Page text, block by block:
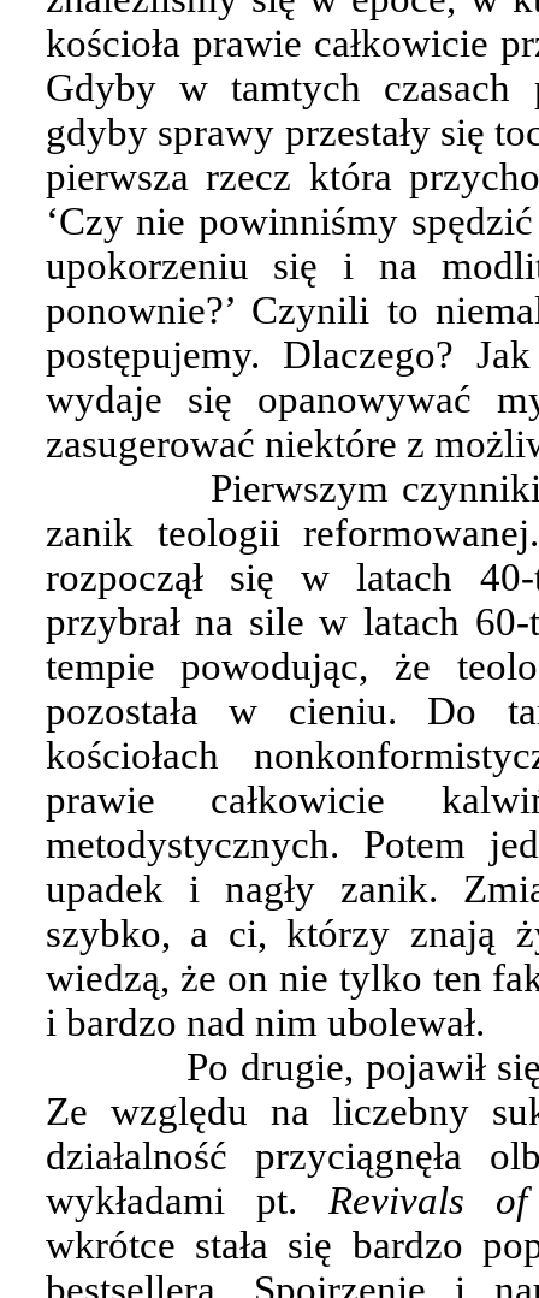
kościoła prawie całkowicie
Gdyby w tamtych czasach
gdyby sprawy przestały się
pierwsza rzecz która
‘Czy nie powinniśmy
upokorzeniu się i na
ponownie?’ Czynili to
postępujemy. Dlaczego?
wydaje się opanowywać
zasugerować niektóre z
Pierwszym
zanik teologii
rozpoczął się w latach 40-
przybrał na sile w latach
tempie powodując, że
pozostała w cieniu. Do
kościołach
prawie całkowicie
metodystycznych. Potem
upadek i nagły zanik.
szybko, a ci, którzy znają
wiedzą, że on nie tylko ten
i bardzo nad nim ubolewał.
Po drugie, pojawił
Ze względu na liczebny
działalność przyciągnęła
wykładami pt. Revivals
wkrótce stała się bardzo
bestsellera. Spojrzenie i